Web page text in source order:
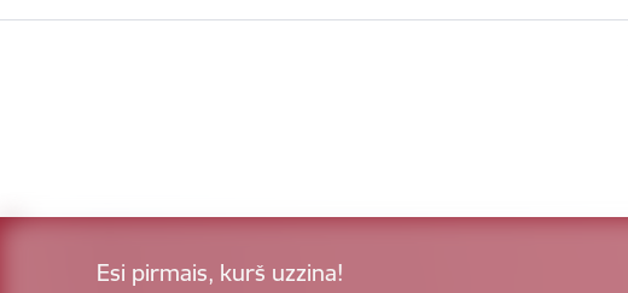
Esi pirmais, kurš uzzina!